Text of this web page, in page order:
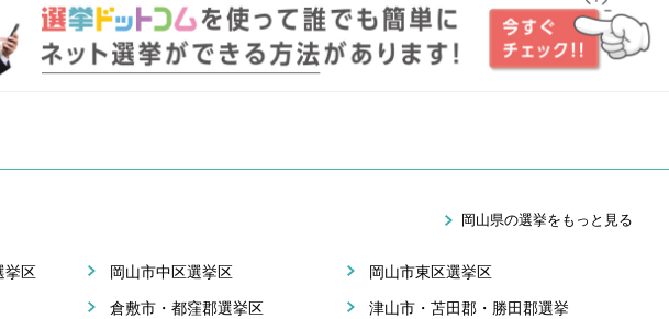
岡山県の選挙をもっと見る
挙区 岡山市中区選挙区 岡山市東区選挙区
倉敷市・都窪郡選挙区
津山市・苫田郡・勝田郡選挙